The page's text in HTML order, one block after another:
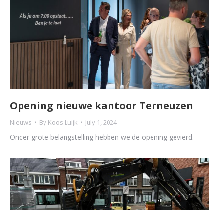
Opening nieuwe kantoor Terneuzen
Nieuws By Koos Luijk July 1, 2024
Onder grote belangstelling hebben we de opening gevierd.